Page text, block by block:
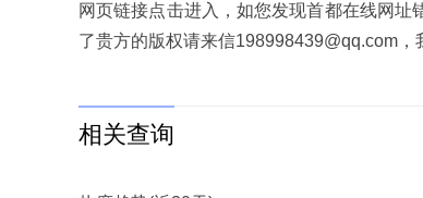
网页链接点击进入，如您发现首都在线网
了贵方的版权请来信198998439@qq.com，
相关查询